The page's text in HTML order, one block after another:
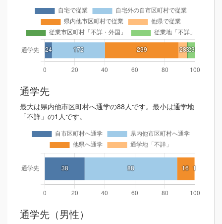
通学先
最大は県内他市区町村へ通学の88人です。最小は通学地
「不詳」の1人です。
通学先（男性）